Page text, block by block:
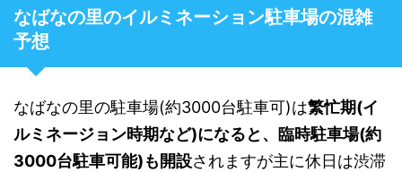
なばなの里のイルミネーション駐車場の混雑
予想
なばなの里の駐車場(約3000台駐車可)は繁忙期(イ
ルミネージョン時期など)になると、臨時駐車場(約
3000台駐車可能)も開設されますが主に休日は渋滞